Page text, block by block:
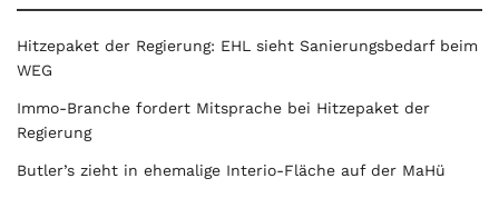
Hitzepaket der Regierung: EHL sieht Sanierungsbedarf beim
WEG
Immo-Branche fordert Mitsprache bei Hitzepaket der
Regierung
Butler’s zieht in ehemalige Interio-Fläche auf der MaHü